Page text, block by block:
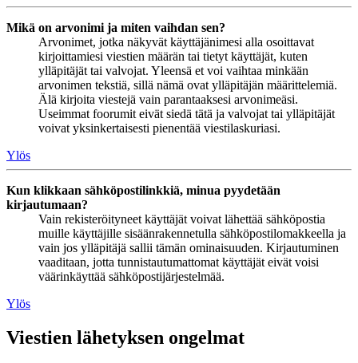
Mikä on arvonimi ja miten vaihdan sen?
Arvonimet, jotka näkyvät käyttäjänimesi alla osoittavat
kirjoittamiesi viestien määrän tai tietyt käyttäjät, kuten
ylläpitäjät tai valvojat. Yleensä et voi vaihtaa minkään
arvonimen tekstiä, sillä nämä ovat ylläpitäjän määrittelemiä.
Älä kirjoita viestejä vain parantaaksesi arvonimeäsi.
Useimmat foorumit eivät siedä tätä ja valvojat tai ylläpitäjät
voivat yksinkertaisesti pienentää viestilaskuriasi.
Ylös
Kun klikkaan sähköpostilinkkiä, minua pyydetään
kirjautumaan?
Vain rekisteröityneet käyttäjät voivat lähettää sähköpostia
muille käyttäjille sisäänrakennetulla sähköpostilomakkeella ja
vain jos ylläpitäjä sallii tämän ominaisuuden. Kirjautuminen
vaaditaan, jotta tunnistautumattomat käyttäjät eivät voisi
väärinkäyttää sähköpostijärjestelmää.
Ylös
Viestien lähetyksen ongelmat